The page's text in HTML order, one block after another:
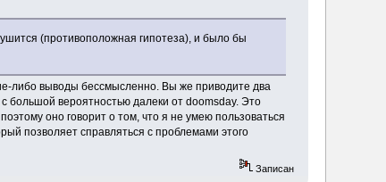
(противоположная гипотеза), и было бы
либо выводы бессмысленно. Вы же приводите два
большой вероятностью далеки от doomsday. Это
оно говорит о том, что я не умею пользоваться
позволяет справляться с проблемами этого
Записан